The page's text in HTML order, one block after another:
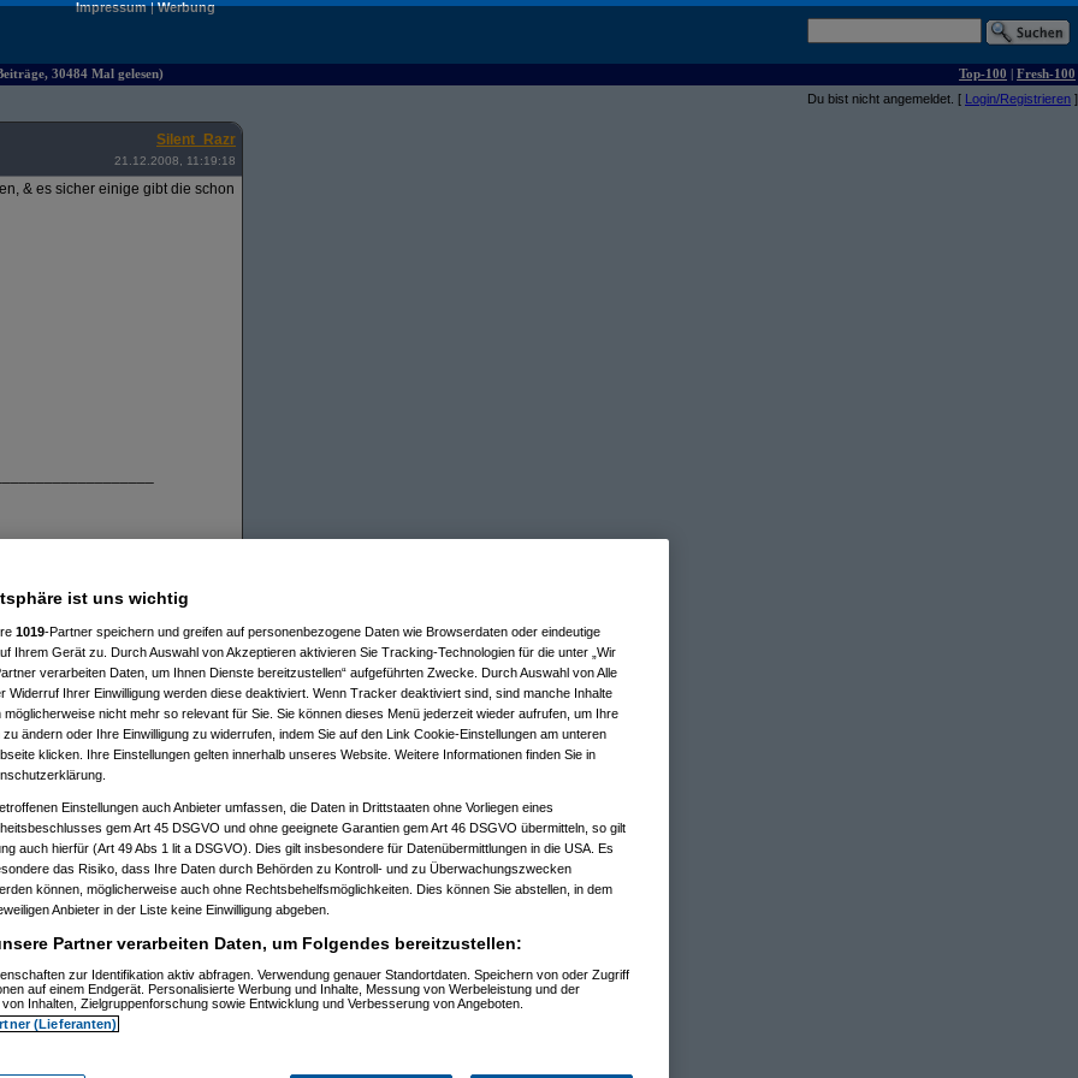
Impressum|Werbung
30484 Mal gelesen) Top-100 | Fresh-100
Du bist nicht angemeldet. [ Login/Registrieren ]
Silent_Razr
21.12.2008, 11:19:18
& es sicher einige gibt die schon
11:32:52)
11:35:10)
12:40:07)
21.12.2008, 12:43:46)
12:46:42)
21.12.2008, 12:48:51)
am 21.12.2008, 15:29:14)
am 21.12.2008, 12:49:41)
am 21.12.2008, 12:59:58)
am 22.12.2008, 19:52:16)
am 22.12.2008, 20:38:25)
am 22.12.2008, 20:56:19)
am 22.12.2008, 21:01:14)
am 22.12.2008, 21:06:19)
am 22.12.2008, 21:26:38)
ist uns wichtig
1019-Partner speichern und greifen auf personenbezogene Daten wie Browserdaten oder eindeutige
Ihrem Gerät zu. Durch Auswahl von Akzeptieren aktivieren Sie Tracking-Technologien für die unter „Wir
verarbeiten Daten, um Ihnen Dienste bereitzustellen“ aufgeführten Zwecke. Durch Auswahl von Alle
Widerruf Ihrer Einwilligung werden diese deaktiviert. Wenn Tracker deaktiviert sind, sind manche Inhalte
möglicherweise nicht mehr so relevant für Sie. Sie können dieses Menü jederzeit wieder aufrufen, um Ihre
zu ändern oder Ihre Einwilligung zu widerrufen, indem Sie auf den Link Cookie-Einstellungen am unteren
klicken. Ihre Einstellungen gelten innerhalb unseres Website. Weitere Informationen finden Sie in
Einstellungen auch Anbieter umfassen, die Daten in Drittstaaten ohne Vorliegen eines
gem Art 45 DSGVO und ohne geeignete Garantien gem Art 46 DSGVO übermitteln, so gilt
auch hierfür (Art 49 Abs 1 lit a DSGVO). Dies gilt insbesondere für Datenübermittlungen in die USA. Es
das Risiko, dass Ihre Daten durch Behörden zu Kontroll- und zu Überwachungszwecken
können, möglicherweise auch ohne Rechtsbehelfsmöglichkeiten. Dies können Sie abstellen, in dem
Anbieter in der Liste keine Einwilligung abgeben.
Partner verarbeiten Daten, um Folgendes bereitzustellen:
zur Identifikation aktiv abfragen. Verwendung genauer Standortdaten. Speichern von oder Zugriff
auf einem Endgerät. Personalisierte Werbung und Inhalte, Messung von Werbeleistung und der
Inhalten, Zielgruppenforschung sowie Entwicklung und Verbesserung von Angeboten.
(Lieferanten)